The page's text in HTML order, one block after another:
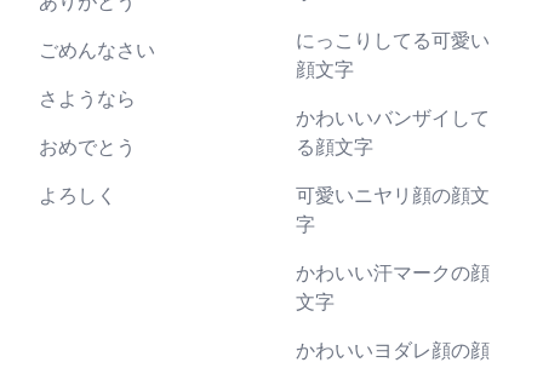
ごめんなさい
さようなら
おめでとう
よろしく
にっこりしてる可愛い
顔文字
かわいいバンザイして
る顔文字
可愛いニヤリ顔の顔文
字
かわいい汗マークの顔
文字
かわいいヨダレ顔の顔